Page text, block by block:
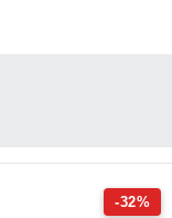
-32%